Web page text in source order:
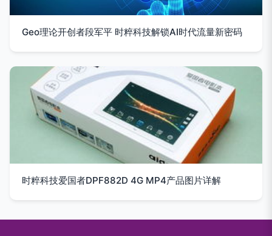
Geo理论开创者段军平 时粹科技解锁AI时代流量新密码
时粹科技爱国者DPF882D 4G MP4产品图片详解